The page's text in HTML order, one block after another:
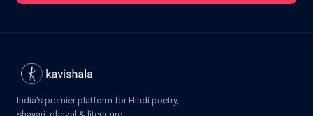
India's premier platform for Hindi poetry,